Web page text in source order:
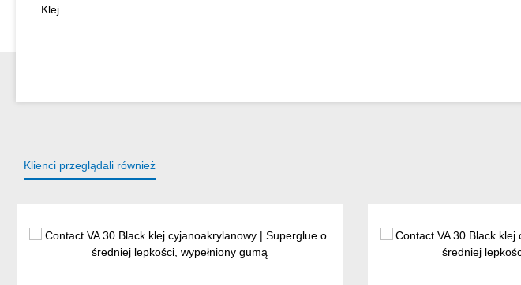
Klej
Klienci przeglądali również